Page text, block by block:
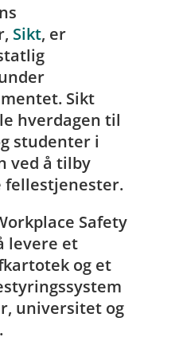
Sikt, er
Sikt
hverdagen til
studenter i
ved å tilby
fellestjenester.
Safety
levere et
og et
universitet og